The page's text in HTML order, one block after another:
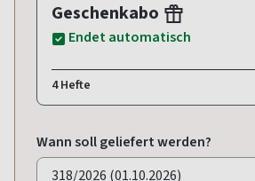
Geschenkabo
Endet automatisch
4 Hefte
Wann soll geliefert werden?